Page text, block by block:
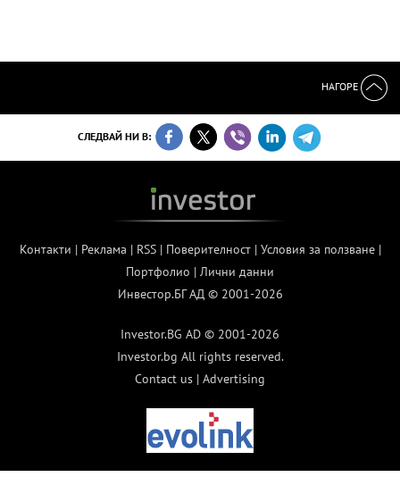
НАГОРЕ
СЛЕДВАЙ НИ В:
Контакти | Реклама | RSS| Поверителност| Условия за ползване|
Портфолио | Лични данни
Инвестор.БГ АД © 2001-2026
Investor.BG AD © 2001-2026
Investor.bg All rights reserved.
Contact us | Advertising